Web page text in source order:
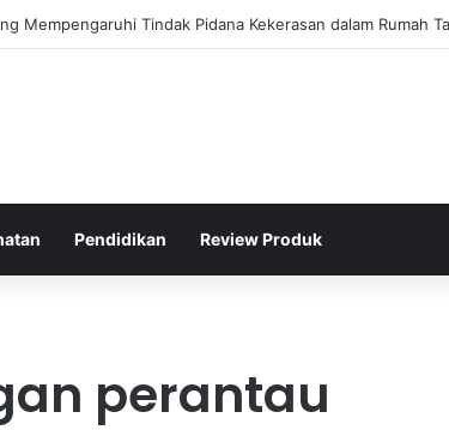
Dalam Penanganan Kejahatan Siber di Indonesia
Pendidikan Review Produk
perantau